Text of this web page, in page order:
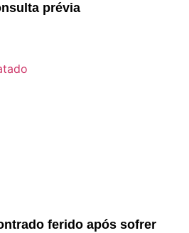
prévia
ferido após sofrer